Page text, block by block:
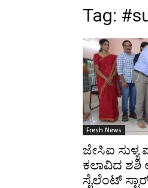
Tag:
Fresh News
ಜೇಸಿಐ
ಕಲಾವಿದ ಶಶಿ
ಸೈಲೆಂಟ್